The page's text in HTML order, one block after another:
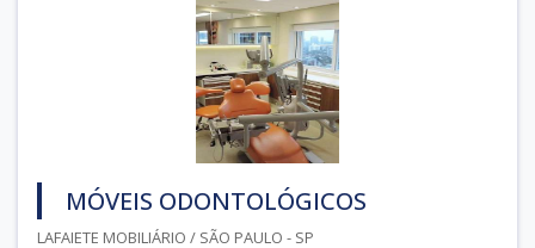
MÓVEIS ODONTOLÓGICOS
LAFAIETE MOBILIÁRIO / SÃO PAULO - SP